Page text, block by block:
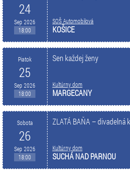
24
Sep 2026
18:00
SOŠ Automobilová
KOŠICE
Piatok
25
Sep 2026
18:00
Sen každej ženy
Kultúrny dom
MARGECANY
Sobota
26
Sep 2026
18:00
ZLATÁ BAŇA – divadelná
Kultúrny dom
SUCHÁ NAD PARNOU